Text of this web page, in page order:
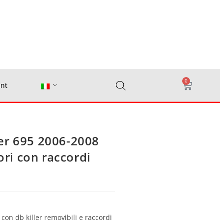
0
695 2006-2008
con raccordi
db killer removibili e raccordi